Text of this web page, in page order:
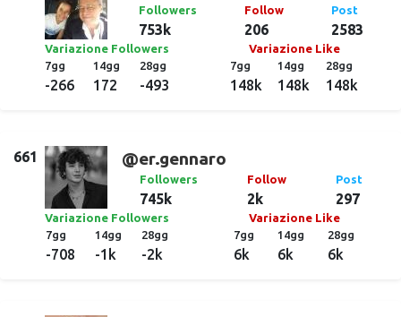
Followers
753k
Follow
206
Post
2583
Variazione Followers
7gg
-266
14gg
172
28gg
-493
Variazione Like
7gg
148k
14gg
148k
28gg
148k
661 @er.gennaro
Followers
745k
Follow
2k
Post
297
Variazione Followers
7gg
-708
14gg
-1k
28gg
-2k
Variazione Like
7gg
6k
14gg
6k
28gg
6k